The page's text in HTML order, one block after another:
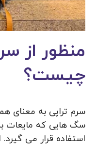
منظور از
چیست؟
سرم تراپی به معنای
سگ هایی که مایعات
استفاده قرار می